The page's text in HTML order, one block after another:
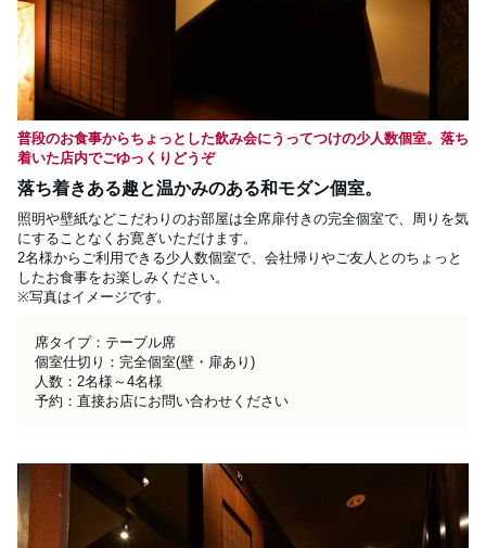
普段のお食事からちょっとした飲み会にうってつけの少人数個室。落ち
着いた店内でごゆっくりどうぞ
落ち着きある趣と温かみのある和モダン個室。
照明や壁紙などこだわりのお部屋は全席扉付きの完全個室で、周りを気
にすることなくお寛ぎいただけます。
2名様からご利用できる少人数個室で、会社帰りやご友人とのちょっと
したお食事をお楽しみください。
※写真はイメージです。
席タイプ：テーブル席
個室仕切り：完全個室(壁・扉あり)
人数：2名様～4名様
予約：直接お店にお問い合わせください